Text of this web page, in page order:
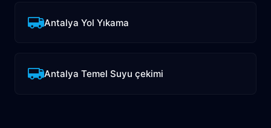
Antalya Yol Yıkama
Antalya Temel Suyu çekimi